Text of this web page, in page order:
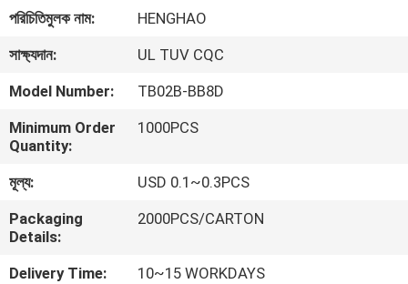
পণ্য
প্রদর্শন
সম্পর্কে
পরিচিতিমুলক নাম:
HENGHAO
সাক্ষ্যদান:
UL TUV CQC
Model Number:
TB02B-BB8D
Minimum Order
Quantity:
1000PCS
মূল্য:
USD 0.1~0.3PCS
Packaging
Details:
2000PCS/CARTON
Delivery Time:
10~15 WORKDAYS